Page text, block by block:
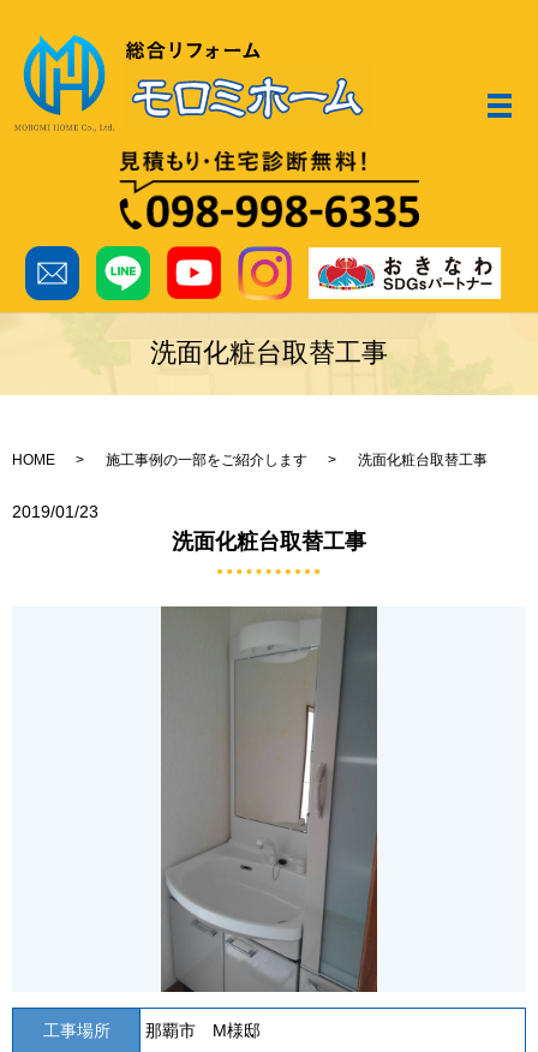
メ
洗面化粧台取替工事
HOME 施工事例の一部をご紹介します 洗面化粧台取替工事
2019/01/23
洗面化粧台取替工事
工事場所 那覇市 M様邸